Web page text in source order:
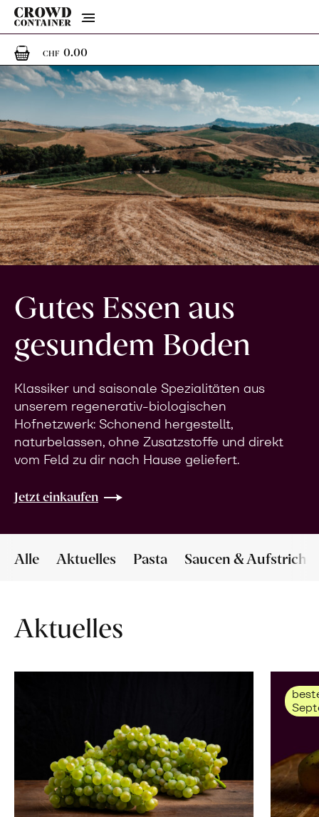
Menu
CHF 0.000 Artikel im Warenkorb
Gutes Essen aus
gesundem Boden
Klassiker und saisonale Spezialitäten aus
unserem regenerativ-biologischen
Hofnetzwerk: Schonend hergestellt,
naturbelassen, ohne Zusatzstoffe und direkt
vom Feld zu dir nach Hause geliefert.
Jetzt einkaufen
Alle Aktuelles Pasta Saucen & Aufstriche
Aktuelles